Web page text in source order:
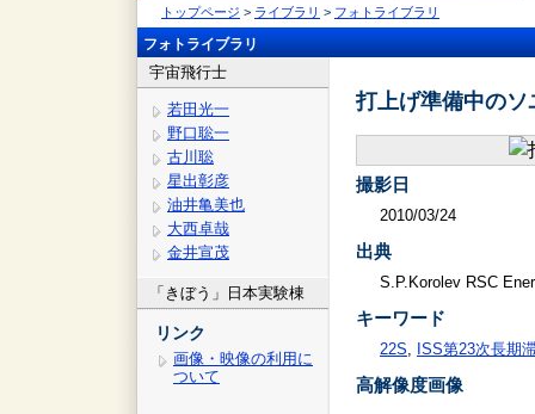
トップページ > ライブラリ > フォトライブラリ
フォトライブラリ
宇宙飛行士
若田光一
野口聡一
古川聡
星出彰彦
油井亀美也
大西卓哉
金井宣茂
「きぼう」日本実験棟
リンク
画像・映像の利用に
ついて
打上げ準備中の
撮影日
2010/03/24
出典
S.P.Korolev RSC
キーワード
22S, ISS第23次長期
高解像度画像